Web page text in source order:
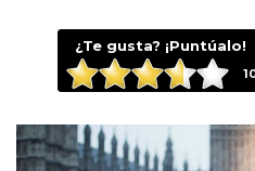
¿Te gusta? ¡Puntúalo!